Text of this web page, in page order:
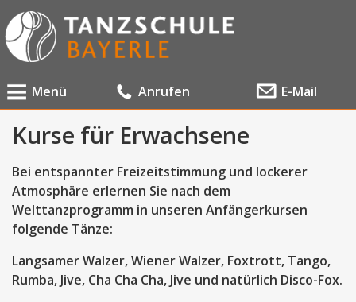
Menü Anrufen E-Mail
Kurse für Erwachsene
Bei entspannter Freizeitstimmung und lockerer
Atmosphäre erlernen Sie nach dem
Welttanzprogramm in unseren Anfängerkursen
folgende Tänze:
Langsamer Walzer, Wiener Walzer, Foxtrott, Tango,
Rumba, Jive, Cha Cha Cha, Jive und natürlich Disco-Fox.